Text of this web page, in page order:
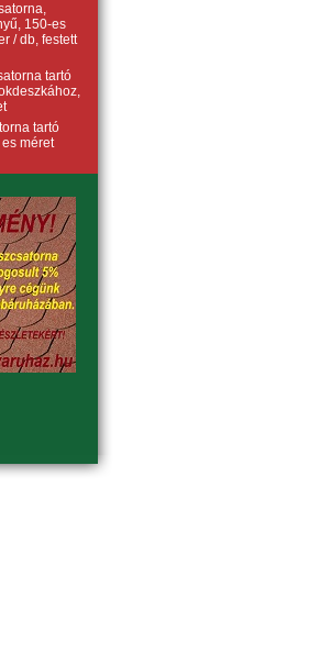
150-es
/ db, festett
tartó
tartó
méret